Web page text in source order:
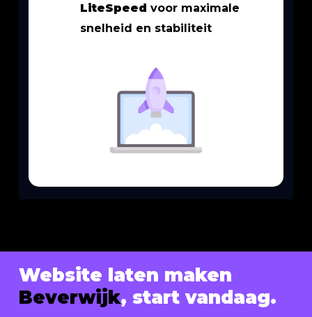
LiteSpeed voor maximale
snelheid en stabiliteit
Website laten maken
Beverwijk, start vandaag.